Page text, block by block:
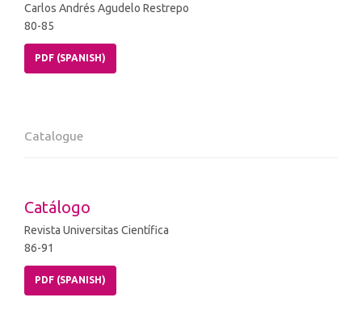
Carlos Andrés Agudelo Restrepo
80-85
PDF (SPANISH)
Catalogue
Catálogo
Revista Universitas Científica
86-91
PDF (SPANISH)